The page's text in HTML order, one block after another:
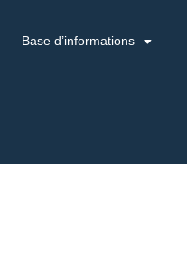
Base d’informations